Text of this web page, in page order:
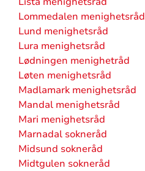
Lommedalen menighetsråd
Lund menighetsråd
Lura menighetsråd
Lødningen menighetråd
Løten menighetsråd
Madlamark menighetsråd
Mandal menighetsråd
Mari menighetsråd
Marnadal sokneråd
Midsund sokneråd
Midtgulen sokneråd